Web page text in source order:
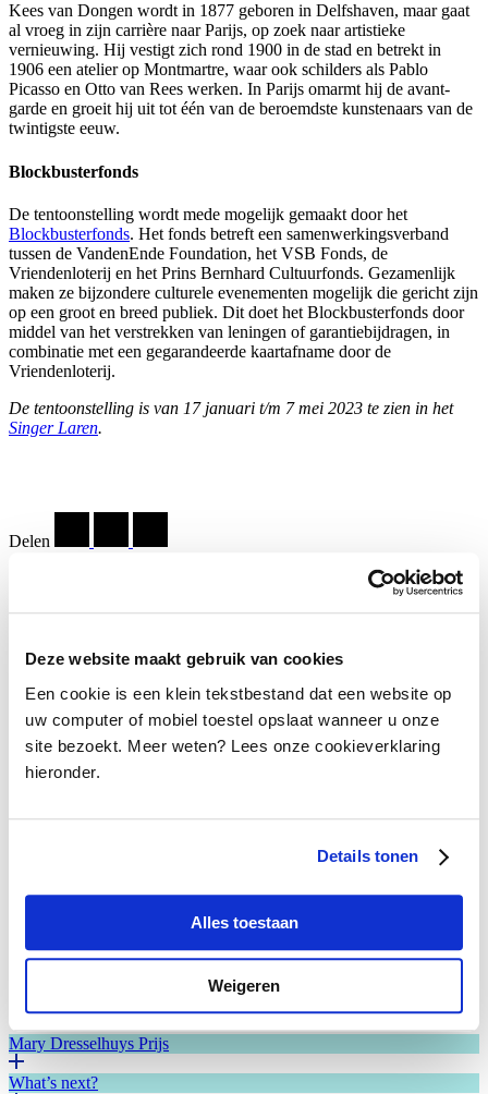
Deze website maakt gebruik van cookies
Een cookie is een klein tekstbestand dat een website op
uw computer of mobiel toestel opslaat wanneer u onze
site bezoekt. Meer weten? Lees onze cookieverklaring
hieronder.
Details tonen
Alles toestaan
Weigeren
Kees van Dongen wordt in 1877 geboren in Delfshaven, maar gaat
al vroeg in zijn carrière naar Parijs, op zoek naar artistieke
vernieuwing. Hij vestigt zich rond 1900 in de stad en betrekt in
1906 een atelier op Montmartre, waar ook schilders als Pablo
Picasso en Otto van Rees werken. In Parijs omarmt hij de avant-
garde en groeit hij uit tot één van de beroemdste kunstenaars van de
twintigste eeuw.
Blockbusterfonds
De tentoonstelling wordt mede mogelijk gemaakt door het
Blockbusterfonds. Het fonds betreft een samenwerkingsverband
tussen de VandenEnde Foundation, het VSB Fonds, de
Vriendenloterij en het Prins Bernhard Cultuurfonds. Gezamenlijk
maken ze bijzondere culturele evenementen mogelijk die gericht zijn
op een groot en breed publiek. Dit doet het Blockbusterfonds door
middel van het verstrekken van leningen of garantiebijdragen, in
combinatie met een gegarandeerde kaartafname door de
Vriendenloterij.
De tentoonstelling is van 17 januari t/m 7 mei 2023 te zien in het
Singer Laren.
Delen
Kees van Dongen, Deux yeux | Twee ogen, 1911
olieverf op doek, 65 x 54 cm, JK Art Foundation c/o
Pictoright Amsterdam 2022
Olieverf op doek, 44 x 54 cm, particuliere collectie c/o
Kees van Dongen, Liverpool Light House, 1907
Olieverf op doek, 100 x 81 cm, particuliere collectie,
Geneve c/o Pictoright Amsterdam 2022
Mary Dresselhuys Prijs
What’s next?